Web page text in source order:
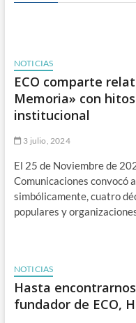
NOTICIAS
ECO comparte
Memoria» con
institucional
3 julio, 2024
El 25 de Noviembre de
Comunicaciones convocó
simbólicamente, cuatro
populares y
NOTICIAS
Hasta
fundador de ECO,